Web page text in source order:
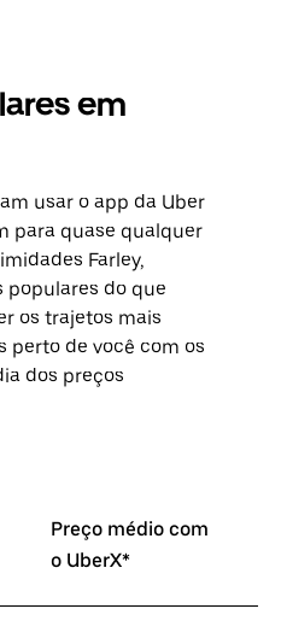
em
usar o app da Uber
para quase qualquer
Farley,
populares do que
os trajetos mais
perto de você com os
dos preços
Preço médio com
o UberX*